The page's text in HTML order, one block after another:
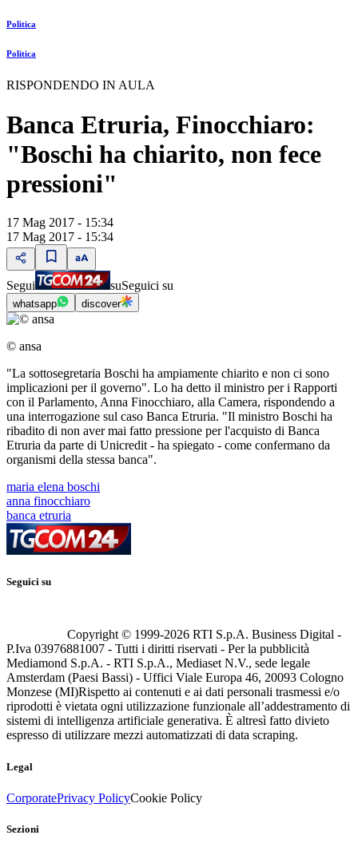
Politica
Politica
RISPONDENDO IN AULA
Banca Etruria, Finocchiaro:
"Boschi ha chiarito, non fece
pressioni"
17 Mag 2017 - 15:34
17 Mag 2017 - 15:34
Segui suSeguici su
whatsapp discover
© ansa
"La sottosegretaria Boschi ha ampiamente chiarito e non ci sono
implicazioni per il governo". Lo ha detto il ministro per i Rapporti
con il Parlamento, Anna Finocchiaro, alla Camera, rispondendo a
una interrogazione sul caso Banca Etruria. "Il ministro Boschi ha
ribadito di non aver mai fatto pressione per l'acquisto di Banca
Etruria da parte di Unicredit - ha spiegato - come confermano da
organismi della stessa banca".
maria elena boschi
anna finocchiaro
banca etruria
Seguici su
Copyright © 1999-2026 RTI S.p.A. Business Digital -
P.Iva 03976881007 - Tutti i diritti riservati - Per la pubblicità
Mediamond S.p.A. - RTI S.p.A., Mediaset N.V., sede legale
Amsterdam (Paesi Bassi) - Uffici Viale Europa 46, 20093 Cologno
Monzese (MI)Rispetto ai contenuti e ai dati personali trasmessi e/o
riprodotti è vietata ogni utilizzazione funzionale all’addestramento di
sistemi di intelligenza artificiale generativa. È altresì fatto divieto
espresso di utilizzare mezzi automatizzati di data scraping.
Legal
CorporatePrivacy PolicyCookie Policy
Sezioni